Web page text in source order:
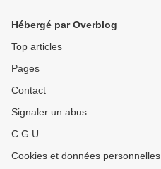
Hébergé par Overblog
Top articles
Pages
Contact
Signaler un abus
C.G.U.
Cookies et données personnelles